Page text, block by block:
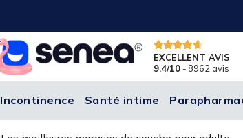
EXCELLENT AVIS
9.4/10 - 8962 avis
Incontinence Santé intime